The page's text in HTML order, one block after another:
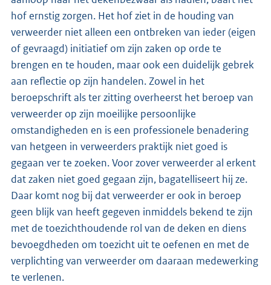
hof ernstig zorgen. Het hof ziet in de houding van
verweerder niet alleen een ontbreken van ieder (eigen
of gevraagd) initiatief om zijn zaken op orde te
brengen en te houden, maar ook een duidelijk gebrek
aan reflectie op zijn handelen. Zowel in het
beroepschrift als ter zitting overheerst het beroep van
verweerder op zijn moeilijke persoonlijke
omstandigheden en is een professionele benadering
van hetgeen in verweerders praktijk niet goed is
gegaan ver te zoeken. Voor zover verweerder al erkent
dat zaken niet goed gegaan zijn, bagatelliseert hij ze.
Daar komt nog bij dat verweerder er ook in beroep
geen blijk van heeft gegeven inmiddels bekend te zijn
met de toezichthoudende rol van de deken en diens
bevoegdheden om toezicht uit te oefenen en met de
verplichting van verweerder om daaraan medewerking
te verlenen.